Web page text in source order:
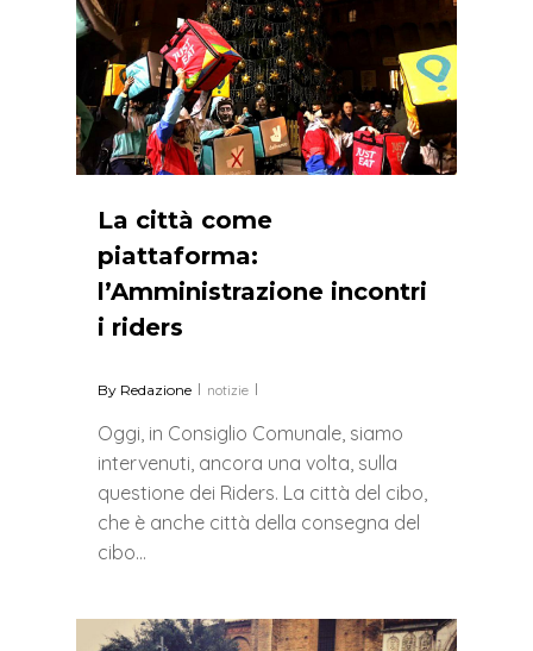
La città come
piattaforma:
l’Amministrazione incontri
i riders
By Redazione notizie
Oggi, in Consiglio Comunale, siamo
intervenuti, ancora una volta, sulla
questione dei Riders. La città del cibo,
che è anche città della consegna del
cibo…
0